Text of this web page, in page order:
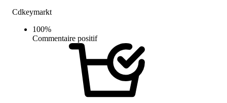
Cdkeymarkt
100%
Commentaire positif